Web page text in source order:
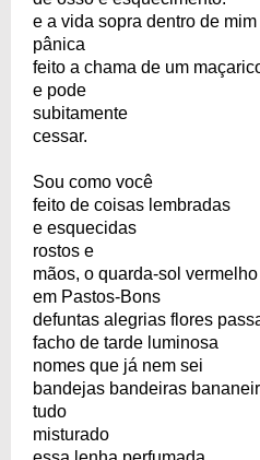
e a vida sopra dentro de mim
pânica
feito a chama de um
e pode
subitamente
cessar.
Sou como você
feito de coisas lembradas
e esquecidas
rostos e
mãos, o quarda-sol
em Pastos-Bons
defuntas alegrias flores
facho de tarde luminosa
nomes que já nem sei
bandejas bandeiras
tudo
misturado